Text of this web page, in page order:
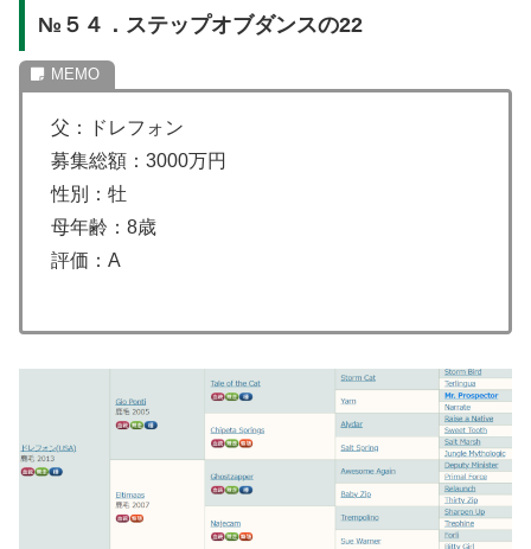
№５４．ステップオブダンスの22
父：ドレフォン
募集総額：3000万円
性別：牡
母年齢：8歳
評価：A